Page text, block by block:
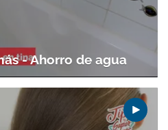
- Ahorro de agua